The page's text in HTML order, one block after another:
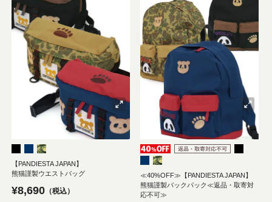
【PANDIESTA JAPAN】
熊猫謹製ウエストバッグ
¥8,690 税込
≪40%OFF≫【PANDIESTA JAPAN】
熊猫謹製バックパック≪返品・取寄対
応不可≫